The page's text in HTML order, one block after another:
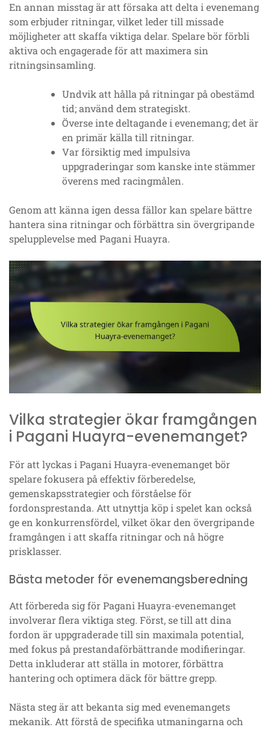
En annan misstag är att försaka att delta i evenemang
som erbjuder ritningar, vilket leder till missade
möjligheter att skaffa viktiga delar. Spelare bör förbli
aktiva och engagerade för att maximera sin
ritningsinsamling.
Undvik att hålla på ritningar på obestämd
tid; använd dem strategiskt.
Överse inte deltagande i evenemang; det är
en primär källa till ritningar.
Var försiktig med impulsiva
uppgraderingar som kanske inte stämmer
överens med racingmålen.
Genom att känna igen dessa fällor kan spelare bättre
hantera sina ritningar och förbättra sin övergripande
spelupplevelse med Pagani Huayra.
Vilka strategier ökar framgången
i Pagani Huayra-evenemanget?
För att lyckas i Pagani Huayra-evenemanget bör
spelare fokusera på effektiv förberedelse,
gemenskapsstrategier och förståelse för
fordonsprestanda. Att utnyttja köp i spelet kan också
ge en konkurrensfördel, vilket ökar den övergripande
framgången i att skaffa ritningar och nå högre
prisklasser.
Bästa metoder för evenemangsberedning
Att förbereda sig för Pagani Huayra-evenemanget
involverar flera viktiga steg. Först, se till att dina
fordon är uppgraderade till sin maximala potential,
med fokus på prestandaförbättrande modifieringar.
Detta inkluderar att ställa in motorer, förbättra
hantering och optimera däck för bättre grepp.
Nästa steg är att bekanta sig med evenemangets
mekanik. Att förstå de specifika utmaningarna och